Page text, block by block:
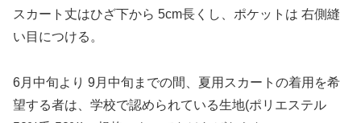
スカート丈はひざ下から 5cm長くし、ポケットは 右側縫
い目につける。
6月中旬より 9月中旬までの間、夏用スカートの着用を希
望する者は、学校で認められている生地(ポリエステル